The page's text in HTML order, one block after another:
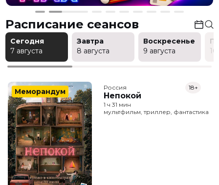
Расписание сеансов
Сегодня
7 августа
Завтра
8 августа
Воскресенье
9 августа
Меморандум Россия
Непокой
18+
1 ч 31 мин
мультфильм, триллер, фантастика